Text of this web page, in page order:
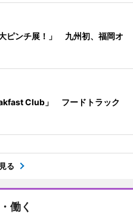
ピンチ展！」 九州初、福岡オ
Club」 フードトラック
る
働く